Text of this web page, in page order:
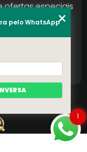
ofertas especiais
de 19/02/1998)
1
pelo WhatsApp